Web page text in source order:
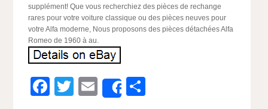
supplément! Que vous recherchiez des pièces de rechange
rares pour votre voiture classique ou des pièces neuves pour
votre Alfa moderne, Nous proposons des pièces détachées Alfa
Romeo de 1960 à au.
Facebook
Twitter
EmailShare